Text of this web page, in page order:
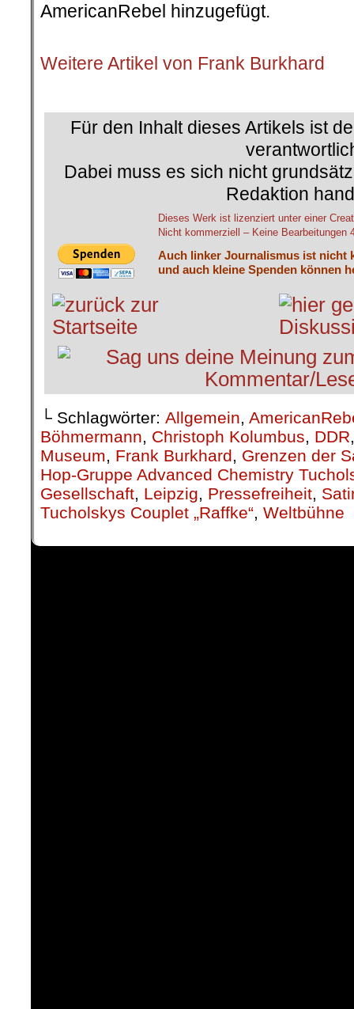
AmericanRebel hinzugefügt.
Weitere Artikel von Frank Burkhard
Für den Inhalt dieses Artikels ist
Dabei muss es sich nicht
Redaktion
Dieses Werk ist lizenziert unter einer
Nicht kommerziell – Keine Bearbeitungen
Auch linker Journalismus ist nicht
und auch kleine Spenden können
└ Schlagwörter: Allgemein,
Böhmermann, Christoph Kolumbus, DDR
Museum, Frank Burkhard, Grenzen der
Hop-Gruppe Advanced Chemistry
Gesellschaft, Leipzig, Pressefreiheit,
Tucholskys Couplet „Raffke“, Weltbühne